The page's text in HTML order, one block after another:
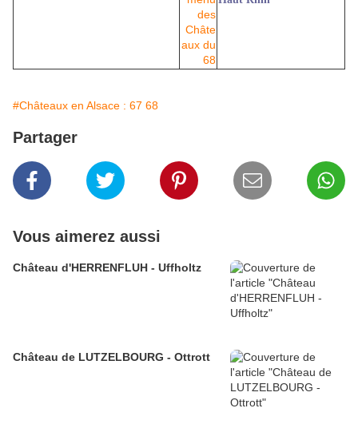
#Châteaux en Alsace : 67 68
Partager
Vous aimerez aussi
Château d'HERRENFLUH - Uffholtz
Château de LUTZELBOURG - Ottrott